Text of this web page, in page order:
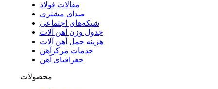
مقالات فولاد
صدای مشتری
شبکه‌های اجتماعی
جدول وزن آهن آلات
هزینه حمل آهن آلات
خدمات مرکزآهن
جغرافیای آهن
محصولات